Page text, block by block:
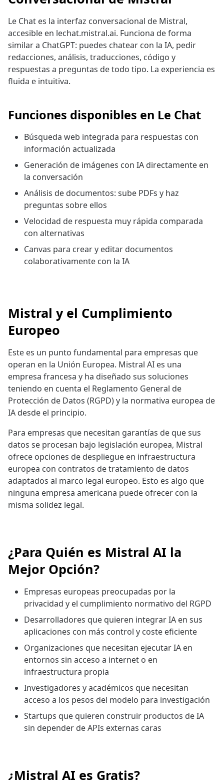
Le Chat es la interfaz conversacional de Mistral,
accesible en lechat.mistral.ai. Funciona de forma
similar a ChatGPT: puedes chatear con la IA, pedir
redacciones, análisis, traducciones, código y
respuestas a preguntas de todo tipo. La experiencia es
fluida e intuitiva.
Funciones disponibles en Le Chat
Búsqueda web integrada para respuestas con
información actualizada
Generación de imágenes con IA directamente en
la conversación
Análisis de documentos: sube PDFs y haz
preguntas sobre ellos
Velocidad de respuesta muy rápida comparada
con alternativas
Canvas para crear y editar documentos
colaborativamente con la IA
Mistral y el Cumplimiento
Europeo
Este es un punto fundamental para empresas que
operan en la Unión Europea. Mistral AI es una
empresa francesa y ha diseñado sus soluciones
teniendo en cuenta el Reglamento General de
Protección de Datos (RGPD) y la normativa europea de
IA desde el principio.
Para empresas que necesitan garantías de que sus
datos se procesan bajo legislación europea, Mistral
ofrece opciones de despliegue en infraestructura
europea con contratos de tratamiento de datos
adaptados al marco legal europeo. Esto es algo que
ninguna empresa americana puede ofrecer con la
misma solidez legal.
¿Para Quién es Mistral AI la
Mejor Opción?
Empresas europeas preocupadas por la
privacidad y el cumplimiento normativo del RGPD
Desarrolladores que quieren integrar IA en sus
aplicaciones con más control y coste eficiente
Organizaciones que necesitan ejecutar IA en
entornos sin acceso a internet o en
infraestructura propia
Investigadores y académicos que necesitan
acceso a los pesos del modelo para investigación
Startups que quieren construir productos de IA
sin depender de APIs externas caras
¿Mistral AI es Gratis?